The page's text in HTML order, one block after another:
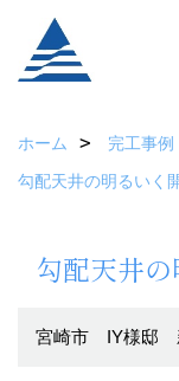
ホーム 完工事例
勾配天井の明るいく
勾配天井
宮崎市 IY様邸